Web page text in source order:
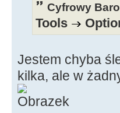
Cyfrowy
Tools
Jestem chyba
kilka, ale w